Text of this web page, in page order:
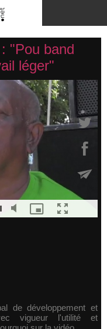
"Pou band
léger"
de développement et
vigueur l'utilité et